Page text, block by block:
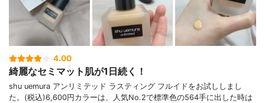
4.00
綺麗なセミマット肌が1日続く！
shu uemura アンリミテッド ラスティング フルイドをお試ししまし
た。(税込)6,600円カラーは、人気No.2で標準色の564手に出した時は